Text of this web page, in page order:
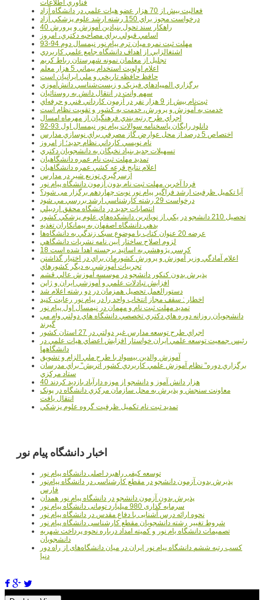
فناوري اطلاعات
فعاليت بيش از 70 هزار عضو هيات علمي در دانشگاه آزاد
درخواست مجوز براي 150 رشته ارشد علوم پزشکي آزاد
40 راهکار سند تحول بنيادين آموزش و پرورش
اسامي قبولي براي مصاحبه دکتري، امروز
مهلت ثبت نمره میان ترم پیام نور نیمسال دوم 94-93
اشتغالزايي از اهداف دانشگاه جامع علمي کاربردي
تجليل از معلمان نمونه شهرستان رباط کريم
اعلام اولويت استخدام پيماني 5 هزار معلم
حافظ حافظه تاريخي و ملي ايرانيان است
برگزاري المپيادهاي فيزيک و زيست‌شناسي دانش‌آموزي
سهم وانت در انتقال دانش به روستائيان
ثبت‌نام بيش از 9 هزار نفر در آزمون کارداني فني و حرفه‌اي
خدمت به آموزش و پرورش، خدمت به کشور و تقويت نظام است
اجراي طرح رتبه بندي فرهنگيان از مهرماه امسال
دانلود رایگان پاسخنامه سوالات پیام نور نیمسال اول 93-92
اختصاص 5 درصد از محل عوارض گاز مصرفي براي نوسازي مدارس
نام نويسي کارداني نظام جديد؛ از امروز
تسهيلات جديد بنياد نخبگان به دانشجويان دکتري
تمديد مهلت ثبت نام عمره دانشگاهيان
اعلام نتايج قرعه کشي عمره دانشگاهيان
ازسرگيري توزيع شير در مدارس
فردا آخرین مهلت ثبت نام بدون آزمون دانشگاه پیام نور
آیا تکمیل ظرفیت ارشد فراگیر پیام نور نوبت چهاردهم برگزار می شود؟
درخواست 29 رشته کارشناسي ارشد بررسي مي شود
انتصابات جديد در دانشگاه محقق اردبيلي
تحصيل 210 دانشجو در يکي از نوپاترين دانشکده‌هاي علوم پزشکي کشور
بدهي دانشگاه اصفهان به پيمانکاران تغذيه
عرضه 20 عنوان کتاب با موضوع سبک زندگي به دانشگاه‌ها
لزوم اصلاح ساختار آيين نامه نشريات دانشگاهي
18 کرسي پژوهشي به اساتيد برجسته اهدا شده است
اعلام آمادگي وزير آموزش و پرورش کشورمان براي در اختيار گذاشتن
تجربيات آموزشي به ديگر کشورهاي
پذيرش بدون کنکور دانشجو در موسسه آموزش عالي قشم
افزايش تبادلات علمي و آموزشي ايران و ژاپن
دستورالعمل تحصیل همزمان در دو رشته اعلام شد
اخطار : سقف مجاز انتخاب واحد را در پیام نور رعایت کنید
تمدید مهلت ثبت نام و مهمان در نیمسال اول پیام نور
دانشجويان روزانه دوره هاي دكتري تخصصي دانشگاه هاي دولتي وام مي
گيرند
اجراي طرح توسعه مدارس غير دولتي در 27 استان کشور
رئيس جمعيت توسعه علمي ايران خواستار افزايش اعضاي هيات علمي در
دانشگاهها
آموزش والدين بيسواد با طرح ملي الزام و تشويق
برگزاري دوره" نظام آموزش علمي كاربردي كشور اتريش" براي مدرسان
ستاد مرکزي
40 هزار دانش آموز و دانشجو از موزه دارآباد بازديد کردند
معاونت سنجش و پذيرش به محل سازمان مرکزي دانشگاه در پونک
انتقال يافت
تمديد ثبت نام تکميل ظرفيت گروه علوم پزشکي
اخبار دانشگاه پیام نور
توسعه کیفی راهبرد اصلی دانشگاه پیام نور
پذیرش بدون آزمون دانشجو در مقطع کارشناسی در دانشگاه پیام‌نور
فارس
پذیرش بدون آزمون دانشجو در دانشگاه پیام نور همدان
سرمایه گذاری 980 میلیارد تومانی دانشگاه پیام نور
نحوه ارائه درس آشنایی با دفاع مقدس در دانشگاه پیام نور
شروط تغییر رشته دانشجویان مقطع کارشناسی دانشگاه پیام نور
تصمیمات دانشگاه یام نور و کمیته امداد درباره نحوه پرداخت شهریه
دانشجویان
کسب رتبه ششم دانشگاه پیام نور ایران در میان دانشگاه‌های از راه دور
دنیا